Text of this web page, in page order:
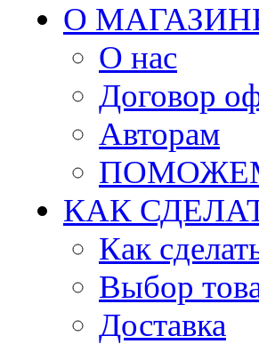
О
О нас
Договор
Авторам
КАК
Как
Выбор
Доставка